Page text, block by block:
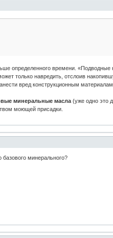
определенного времени.
только навредить, отслоив
вред конструкционным
минеральные масла (уже одно это
моющей присадки.
минерального?